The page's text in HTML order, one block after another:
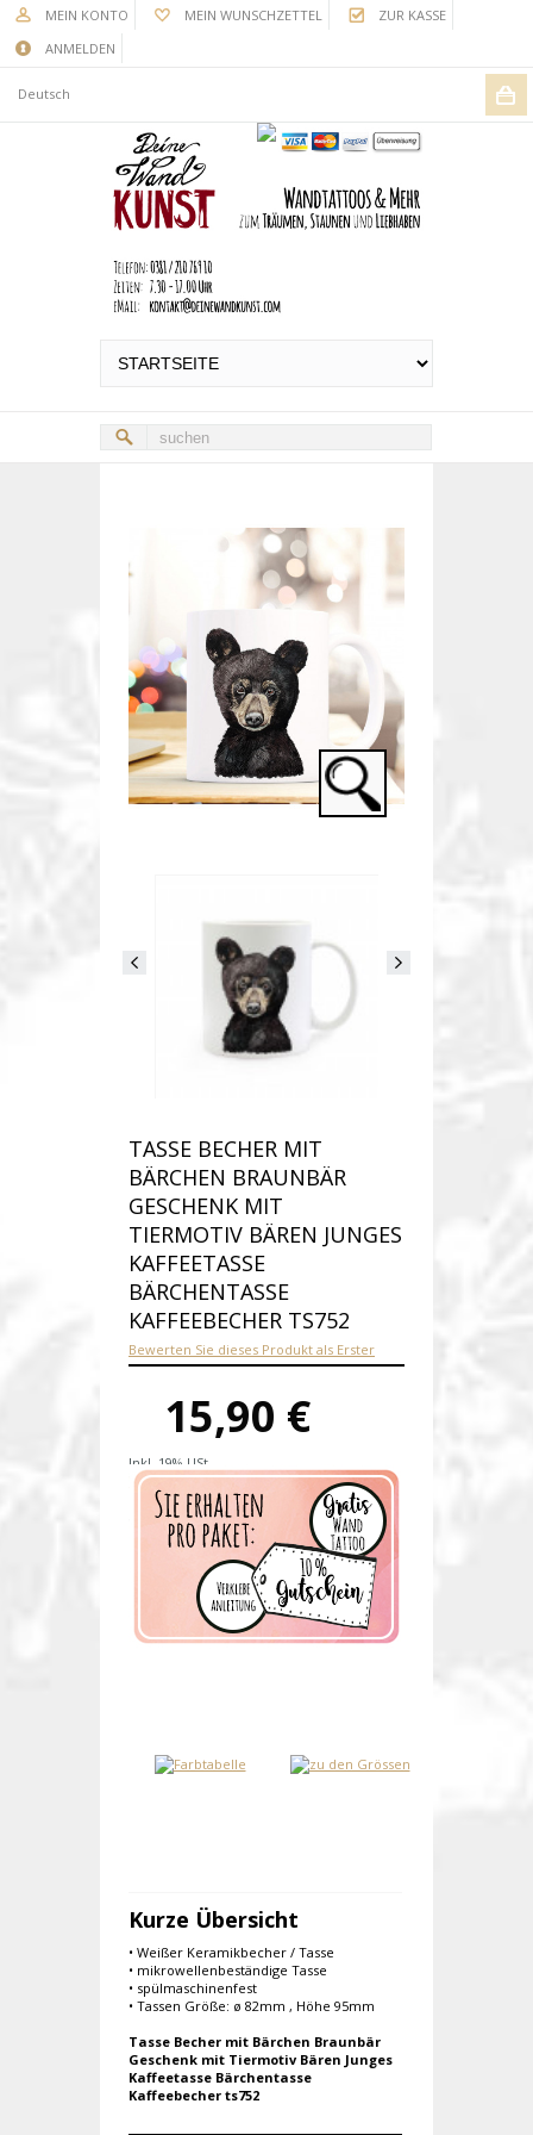
MEIN KONTO MEIN WUNSCHZETTEL
ZUR KASSE
ANMELDEN
Deutsch
TASSE BECHER MIT
BÄRCHEN BRAUNBÄR
GESCHENK MIT
TIERMOTIV BÄREN JUNGES
KAFFEETASSE
BÄRCHENTASSE
KAFFEEBECHER TS752
Bewerten Sie dieses Produkt als Erster
15,90 €
Inkl. 19% USt.
Versandkosten
Produktnummer:ts752-E
Verfügbarkeit:Auf Lager
Lieferzeit: 1-2 Werktage
Kurze Übersicht
• Weißer Keramikbecher / Tasse
• mikrowellenbeständige Tasse
• spülmaschinenfest
• Tassen Größe: ø 82mm , Höhe 95mm
Tasse Becher mit Bärchen Braunbär
Geschenk mit Tiermotiv Bären Junges
Kaffeetasse Bärchentasse
Kaffeebecher ts752